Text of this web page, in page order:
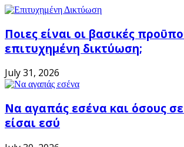
Ποιες είναι οι βασικές
επιτυχημένη δικτύωση;
July 31, 2026
Να αγαπάς εσένα και όσους
είσαι εσύ